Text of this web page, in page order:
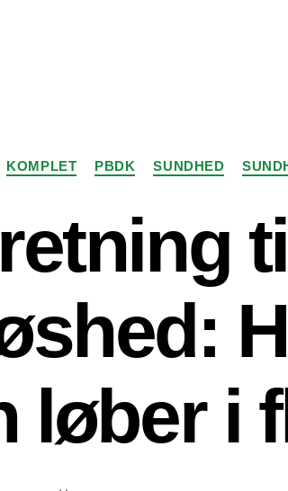
Kategorier
KOMPLET PBDK SUNDHED
løber i